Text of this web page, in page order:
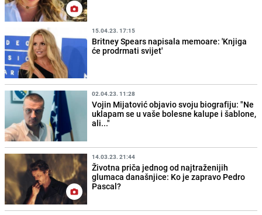
15.04.23. 17:15
Britney Spears napisala memoare: 'Knjiga
će prodrmati svijet'
02.04.23. 11:28
Vojin Mijatović objavio svoju biografiju: "Ne
uklapam se u vaše bolesne kalupe i šablone,
ali..."
14.03.23. 21:44
Životna priča jednog od najtraženijih
glumaca današnjice: Ko je zapravo Pedro
Pascal?